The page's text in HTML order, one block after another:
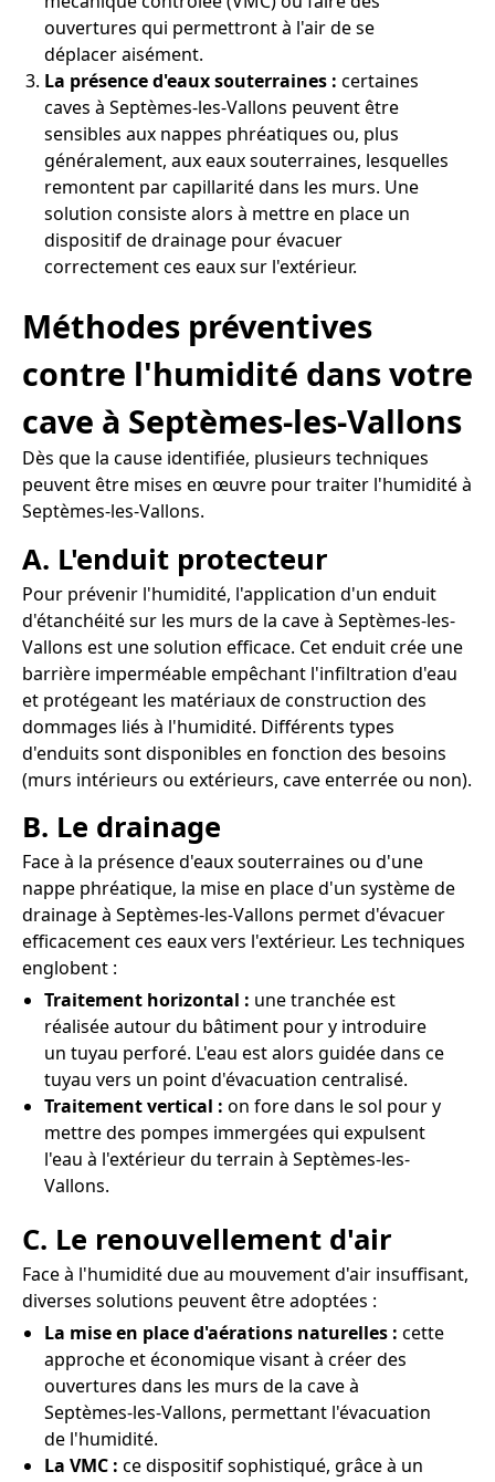
ouvertures qui permettront à l'air de se
déplacer aisément.
La présence d'eaux souterraines : certaines
caves à Septèmes-les-Vallons peuvent être
sensibles aux nappes phréatiques ou, plus
généralement, aux eaux souterraines, lesquelles
remontent par capillarité dans les murs. Une
solution consiste alors à mettre en place un
dispositif de drainage pour évacuer
correctement ces eaux sur l'extérieur.
Méthodes préventives
contre l'humidité dans votre
cave à Septèmes-les-Vallons
Dès que la cause identifiée, plusieurs techniques
peuvent être mises en œuvre pour traiter l'humidité à
Septèmes-les-Vallons.
A. L'enduit protecteur
Pour prévenir l'humidité, l'application d'un enduit
d'étanchéité sur les murs de la cave à Septèmes-les-
Vallons est une solution efficace. Cet enduit crée une
barrière imperméable empêchant l'infiltration d'eau
et protégeant les matériaux de construction des
dommages liés à l'humidité. Différents types
d'enduits sont disponibles en fonction des besoins
(murs intérieurs ou extérieurs, cave enterrée ou non).
B. Le drainage
Face à la présence d'eaux souterraines ou d'une
nappe phréatique, la mise en place d'un système de
drainage à Septèmes-les-Vallons permet d'évacuer
efficacement ces eaux vers l'extérieur. Les techniques
englobent :
Traitement horizontal : une tranchée est
réalisée autour du bâtiment pour y introduire
un tuyau perforé. L'eau est alors guidée dans ce
tuyau vers un point d'évacuation centralisé.
Traitement vertical : on fore dans le sol pour y
mettre des pompes immergées qui expulsent
l'eau à l'extérieur du terrain à Septèmes-les-
Vallons.
C. Le renouvellement d'air
Face à l'humidité due au mouvement d'air insuffisant,
diverses solutions peuvent être adoptées :
La mise en place d'aérations naturelles : cette
approche et économique visant à créer des
ouvertures dans les murs de la cave à
Septèmes-les-Vallons, permettant l'évacuation
de l'humidité.
La VMC : ce dispositif sophistiqué, grâce à un